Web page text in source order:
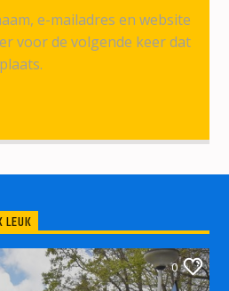
e-mailadres en website
voor de volgende keer dat
LEUK
0